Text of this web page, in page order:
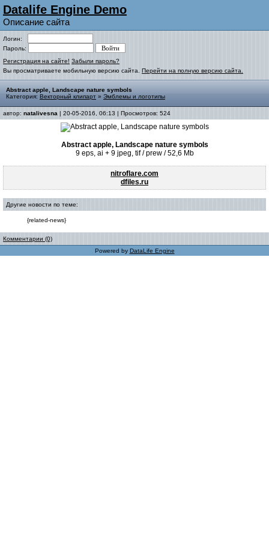
Datalife Engine Demo
Описание сайта
Логин:
Пароль:
Регистрация на сайте! Забыли пароль?
Вы просматриваете мобильную версию сайта. Перейти на полную версию сайта.
Abstract apple, Landscape nature symbols
Категория: Векторный клипарт » Эмблемы и логотипы
автор: natalivesna | 20-05-2016, 06:13 | Просмотров: 524
Abstract apple, Landscape nature symbols
9 eps, ai + 9 jpeg, tif / prew / 52,6 Mb
nitroflare.com
dfiles.ru
Другие новости по теме:
{related-news}
Комментарии (0)
Powered by DataLife Engine